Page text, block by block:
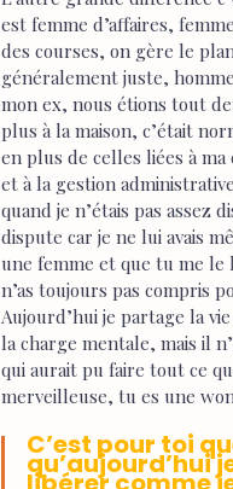
est femme d’affaires,
des courses, on gère le
généralement juste,
mon ex, nous étions tout
plus à la maison, c’était
en plus de celles liées à
et à la gestion
quand je n’étais pas assez
dispute car je ne lui avais
une femme et que tu me le
n’as toujours pas compris
Aujourd’hui je partage la
la charge mentale, mais il
qui aurait pu faire tout ce
merveilleuse, tu es une
C’est pour toi
qu’aujourd’hui